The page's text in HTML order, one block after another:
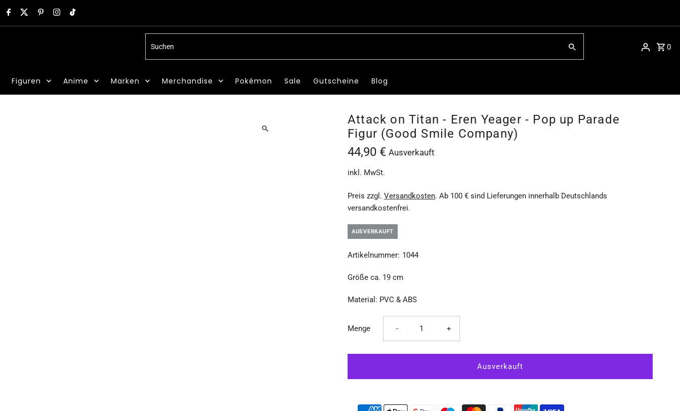
0
Figuren Anime Marken Merchandise Pokémon Sale Gutscheine Blog
Attack on Titan - Eren Yeager - Pop up Parade
Figur (Good Smile Company)
44,90 € Ausverkauft
inkl. MwSt.
Preis zzgl. Versandkosten. Ab 100 € sind Lieferungen innerhalb Deutschlands
versandkostenfrei.
AUSVERKAUFT
Artikelnummer: 1044
Größe ca. 19 cm
Material: PVC & ABS
Menge Verringere
die
- Erhöhe
die
+